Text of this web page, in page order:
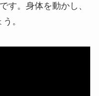
す。身体を動かし、
。